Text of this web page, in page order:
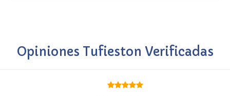
Opiniones Tufieston Verificadas